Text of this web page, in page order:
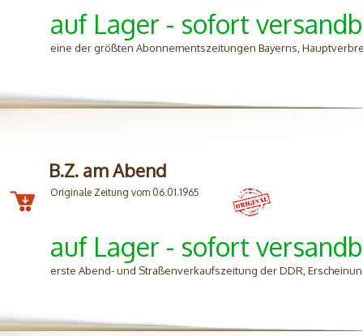
auf Lager - sofort
eine der größten Abonnementszeitungen Bayerns,
B.Z. am Abend
Originale Zeitung vom 06.01.1965
auf Lager - sofort
erste Abend- und Straßenverkaufszeitung der DDR,